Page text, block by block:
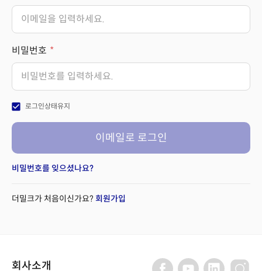
비밀번호
check_box 로그인상태유지
이메일로 로그인
비밀번호를 잊으셨나요?
더밀크가 처음이신가요? 회원가입
회사소개